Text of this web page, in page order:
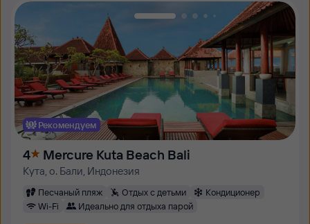
Рекомендуем
4 Mercure Kuta Beach Bali
Кута, о. Бали, Индонезия
Песчаный пляж Отдых с детьми
Кондиционер
Wi-Fi
Идеально для отдыха парой